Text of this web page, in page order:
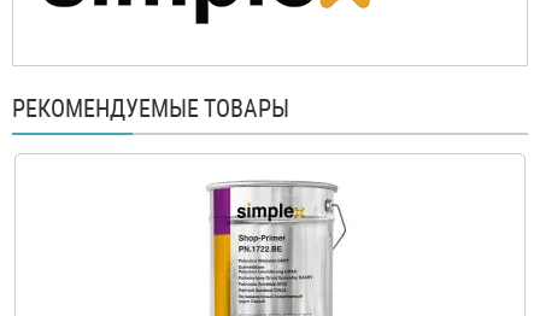
РЕКОМЕНДУЕМЫЕ ТОВАРЫ